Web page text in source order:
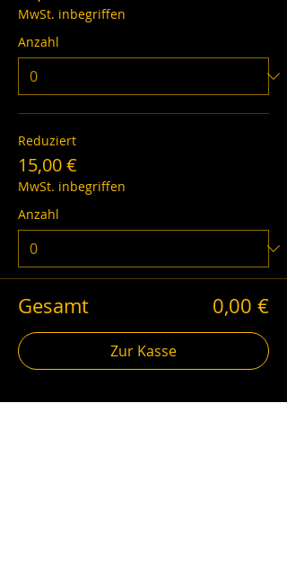
MwSt. inbegriffen
Anzahl
Reduziert
15,00 €
MwSt. inbegriffen
Anzahl
Gesamt 0,00 €
Zur Kasse